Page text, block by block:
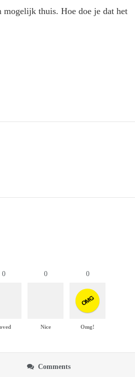
thuis. Hoe doe je dat het
0 0
Nice
0
OMG
Omg!
Comments